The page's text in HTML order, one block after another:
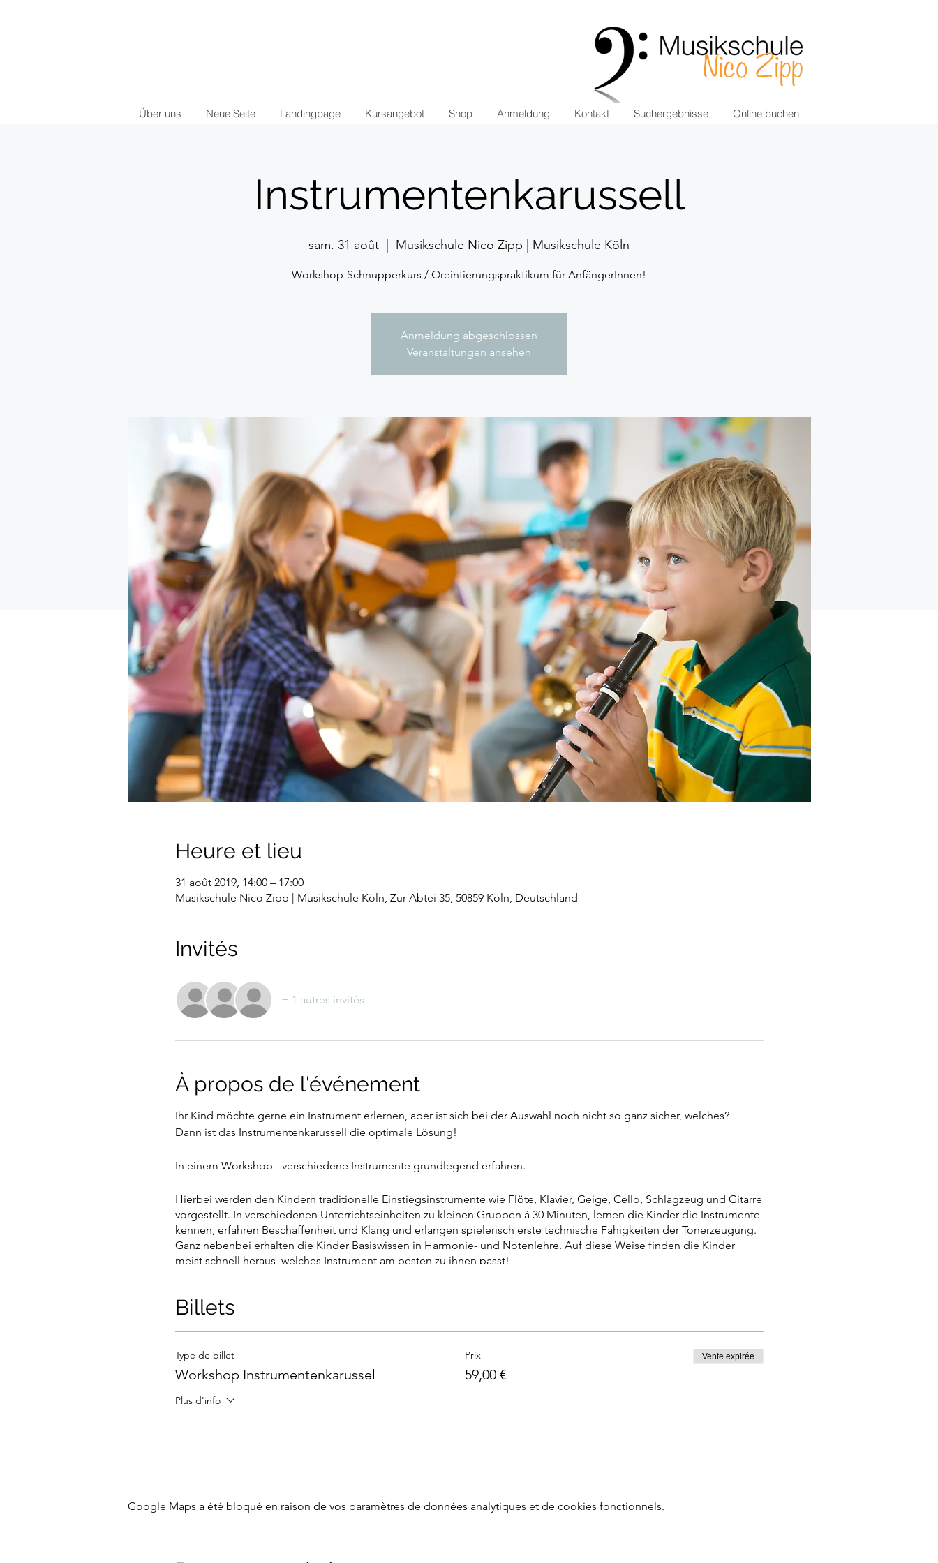
Über uns Neue Seite Landingpage Kursangebot Shop Anmeldung Kontakt Suchergebnisse Online buchen
Instrumentenkarussell
sam. 31 août Musikschule Nico Zipp | Musikschule Köln
Workshop-Schnupperkurs / Oreintierungspraktikum für AnfängerInnen!
Anmeldung abgeschlossen
Veranstaltungen ansehen
Heure et lieu
31 août 2019, 14:00 – 17:00
Musikschule Nico Zipp | Musikschule Köln, Zur Abtei 35, 50859 Köln, Deutschland
Invités
+ 1 autres invités
À propos de l'événement
Ihr Kind möchte gerne ein Instrument erlernen, aber ist sich bei der Auswahl noch nicht so ganz sicher, welches?
Dann ist das Instrumentenkarussell die optimale Lösung!
In einem Workshop - verschiedene Instrumente grundlegend erfahren.
​Hierbei werden den Kindern traditionelle Einstiegsinstrumente wie Flöte, Klavier, Geige, Cello, Schlagzeug und Gitarre
vorgestellt. In verschiedenen Unterrichtseinheiten zu kleinen Gruppen à 30 Minuten, lernen die Kinder die Instrumente
kennen, erfahren Beschaffenheit und Klang und erlangen spielerisch erste technische Fähigkeiten der Tonerzeugung.
Ganz nebenbei erhalten die Kinder Basiswissen in Harmonie- und Notenlehre. Auf diese Weise finden die Kinder
meist schnell heraus, welches Instrument am besten zu ihnen passt!
dauert insgesamt ca. 3 Stunden.
Billets
Type de billet
Workshop Instrumentenkarussel
Plus d'info
Prix
59,00 €
Vente expirée
Google Maps a été bloqué en raison de vos paramètres de données analytiques et de cookies fonctionnels.